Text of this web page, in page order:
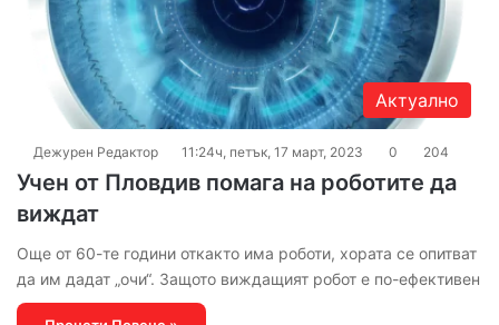
Актуално
Дежурен Редактор 11:24ч, петък, 17 март, 2023 0 204
Учен от Пловдив помага на роботите да
виждат
Още от 60-те години откакто има роботи, хората се опитват
да им дадат „очи“. Защото виждащият робот е по-ефективен